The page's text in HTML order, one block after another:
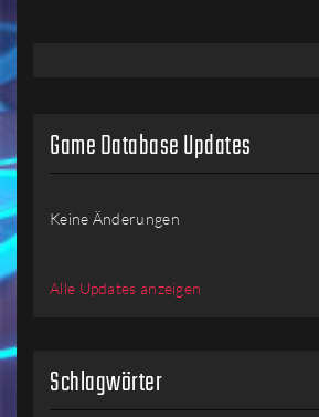
Game Database Updates
Keine Änderungen
Alle Updates anzeigen
Schlagwörter